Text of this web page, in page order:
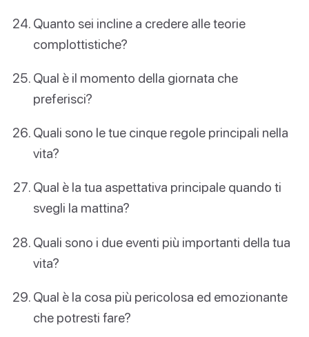
Quanto sei incline a credere alle teorie
complottistiche?
Qual è il momento della giornata che
preferisci?
Quali sono le tue cinque regole principali nella
vita?
Qual è la tua aspettativa principale quando ti
svegli la mattina?
Quali sono i due eventi più importanti della tua
vita?
Qual è la cosa più pericolosa ed emozionante
che potresti fare?